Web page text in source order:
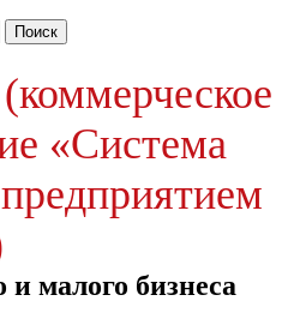
«Система
и малого бизнеса